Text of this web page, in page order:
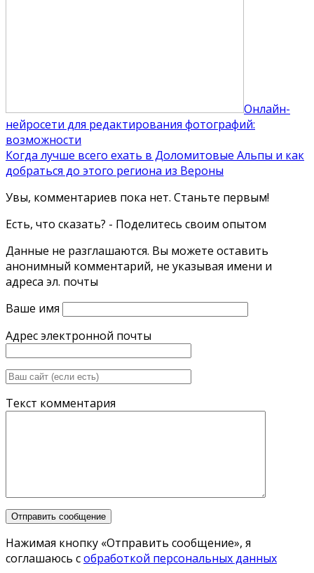
Онлайн-
нейросети для редактирования фотографий:
возможности
Когда лучше всего ехать в Доломитовые Альпы и как
добраться до этого региона из Вероны
Увы, комментариев пока нет. Станьте первым!
Есть, что сказать? - Поделитесь своим опытом
Данные не разглашаются. Вы можете оставить
анонимный комментарий, не указывая имени и
адреса эл. почты
Ваше имя
Адрес электронной почты
Текст комментария
Нажимая кнопку «Отправить сообщение», я
соглашаюсь собработкой персональных данных